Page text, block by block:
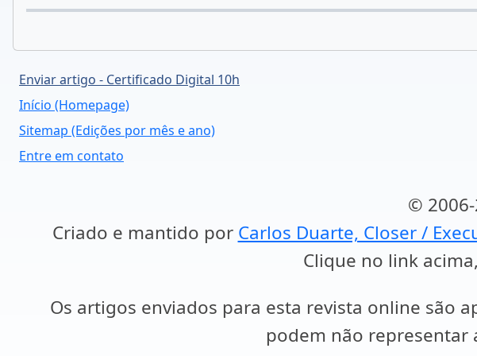
Enviar artigo - Certificado Digital 10h
Início (Homepage)
Sitemap (Edições por mês e ano)
Entre em contato
©
Criado e mantido por Carlos Duarte, Closer /
Clique no link
Os artigos enviados para esta revista online são
podem não